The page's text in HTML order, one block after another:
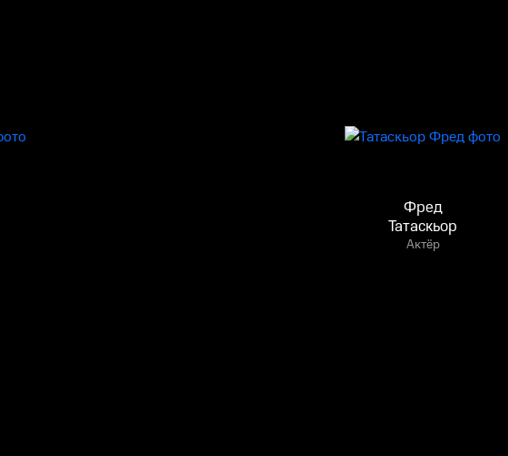
Фред
Татаскьор
Актёр